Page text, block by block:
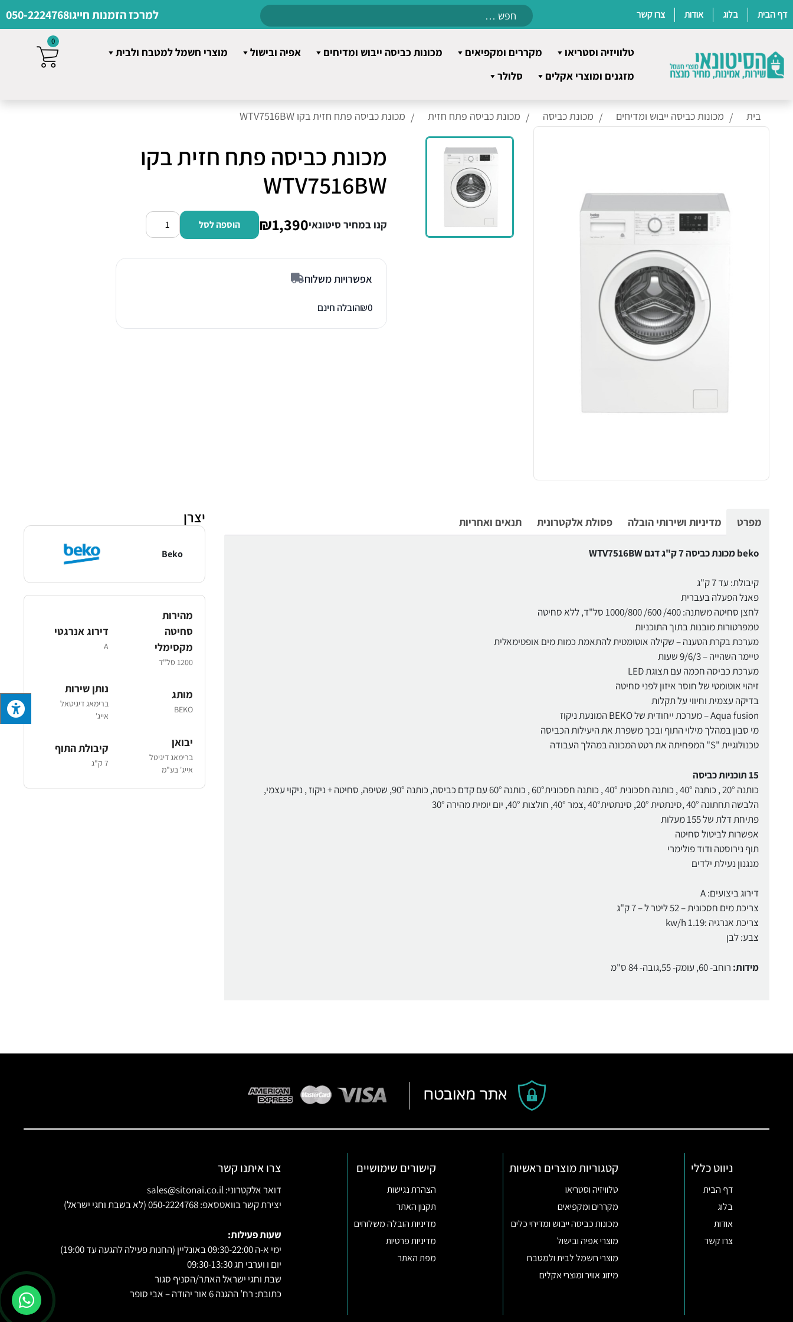
Skip
דף הבית בלוג אודות צרו קשר
Search
למרכז הזמנות חייגו050-2224768
טלוויזיה וסטריאו מקררים ומקפיאים מכונות כביסה ייבוש ומדיחים אפיה ובישול
מוצרי חשמל למטבח ולבית
מזגנים ומוצרי אקלים
סלולר
בית מכונות כביסה ייבוש ומדיחים מכונת כביסה מכונת כביסה פתח חזית מכונת כביסה פתח חזית בקו WTV7516BW
מכונת כביסה פתח חזית בקו
WTV7516BW
קנו במחיר סיטונאי₪1,390 הוספה לסל
כמות
בקו
אפשרויות משלוח
₪0 הובלה חינם
מפרט מדיניות ושירותי הובלה פסולת אלקטרונית תנאים ואחריות
beko מכונת כביסה 7 ק"ג דגם WTV7516BW
קיבולת: עד 7 ק"ג
פאנל הפעלה בעברית
לחצן סחיטה משתנה: 400/ 600/ 1000/800 סל"ד, ללא סחיטה
טמפרטורות מובנות בתוך התוכניות
מערכת בקרת הטענה – שקילה אוטומטית להתאמת כמות מים אופטימאלית
טיימר השהייה – 9/6/3 שעות
מערכת כביסה חכמה עם תצוגת LED
זיהוי אוטומטי של חוסר איזון לפני סחיטה
בדיקה עצמית וחיווי על תקלות
Aqua fusion – מערכת ייחודית של BEKO המונעת ניקוז
מי סבון במהלך מילוי התוף ובכך משפרת את היעילות הכביסה
טכנולוגיית "S" המפחיתה את רטט המכונה במהלך העבודה
15 תוכניות כביסה
כותנה 20° , כותנה 40° , כותנה חסכונית 40° , כותנה חסכונית60° , כותנה 60° עם קדם כביסה, כותנה 90°, שטיפה, סחיטה + ניקוז , ניקוי עצמי,
הלבשה תחתונה 40° ,סינתטית 20°, סינתטית40° ,צמר 40°, חולצות 40°, יום יומית מהירה 30°
פתיחת דלת של 155 מעלות
אפשרות לביטול סחיטה
תוף נירוסטה ודוד פולימרי
מנגנון נעילת ילדים
דירוג ביצועים: A
צריכת מים חסכונית – 52 ליטר ל – 7 ק"ג
צריכת אנרגיה :1.19 kw/h
צבע: לבן
מידות: רוחב- 60, עומק- 55,גובה- 84 ס"מ
יצרן
Beko
מהירות
סחיטה
מקסימלי
1200 סל"ד
דירוג אנרגטי
A
מותג
BEKO
נותן שירות
ברימאג דיגיטאל
אייג'
יבואן
ברימאג דיגיטל
אייג' בע"מ
קיבולת התוף
7 ק"ג
ניווט כללי
דף הבית
בלוג
אודות
צרו קשר
קטגוריות מוצרים ראשיות
טלוויזיה וסטריאו
מקררים ומקפיאים
מכונות כביסה ייבוש ומדיחי כלים
מוצרי אפיה ובישול
מוצרי חשמל לבית ולמטבח
מיזוג אוויר ומוצרי אקלים
קישורים שימושיים
הצהרת נגישות
תקנון האתר
מדיניות הובלה משלוחים
מדיניות פרטיות
מפת האתר
צרו איתנו קשר
דואר אלקטרוני: sales@sitonai.co.il
יצירת קשר בוואטסאפ: 050-2224768 (לא בשבת וחגי ישראל)
שעות פעילות:
ימי א-ה 09:30-22:00 באונליין (החנות פעילה להגעה עד 19:00)
יום ו וערבי חג 09:30-13:30
שבת וחגי ישראל האתר/הסניף סגור
כתובת: רח’ ההגנה 6 אור יהודה – אבי סופר
0